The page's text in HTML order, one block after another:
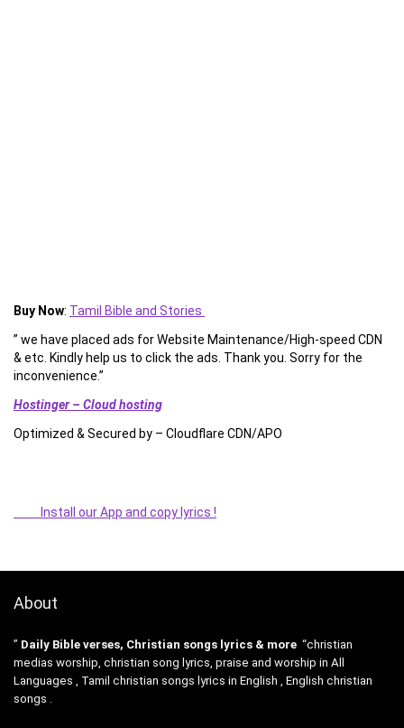
Buy Now: Tamil Bible and Stories
” we have placed ads for Website Maintenance/High-speed CDN
& etc. Kindly help us to click the ads. Thank you. Sorry for the
inconvenience.”
Hostinger – Cloud hosting
Optimized & Secured by – Cloudflare CDN/APO
Install our App and copy lyrics !
About
” Daily Bible verses, Christian songs lyrics & more “christian
medias worship, christian song lyrics, praise and worship in All
Languages , Tamil christian songs lyrics in English , English christian
songs .